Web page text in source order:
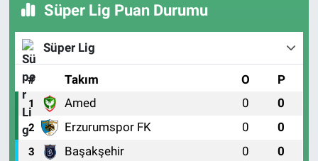
Süper Lig Puan Durumu
Süper Lig
# Takım O P
1 Amed 0 0
2 Erzurumspor FK 0 0
3 Başakşehir 0 0